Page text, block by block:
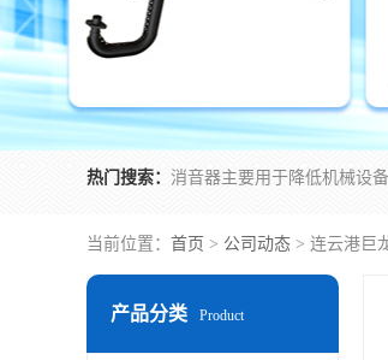
热门搜索：
当前位置： 首页 > 公司动态 > 连云港巨
产品分类 Product